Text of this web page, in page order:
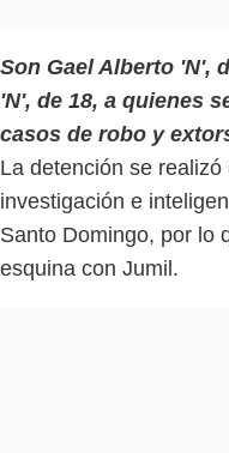
Son Gael Alberto 'N',
'N', de 18, a quienes
casos de robo y
La detención se
investigación e
Santo Domingo, por lo
esquina con Jumil.